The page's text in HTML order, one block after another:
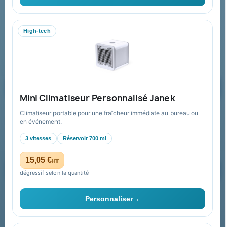
High-tech
Mini Climatiseur Personnalisé Janek
Climatiseur portable pour une fraîcheur immédiate au bureau ou
en événement.
3 vitesses Réservoir 700 ml
15,05 €HT
dégressif selon la quantité
Personnaliser→
06 09 53 17 41
WhatsApp
equipe@promenoch-goodies.com
Recevez nos offres spéciales
Vous pouvez vous désinscrire à tout moment. Vous trouverez pour
cela nos informations de contact dans les conditions d'utilisation du
site.